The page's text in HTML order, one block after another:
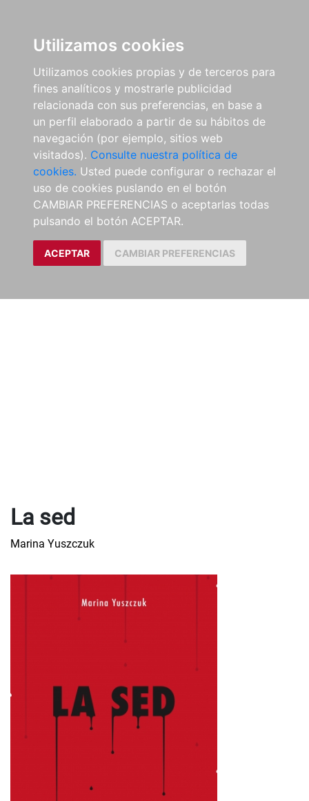
Utilizamos cookies
Utilizamos cookies propias y de terceros para
fines analíticos y mostrarle publicidad
relacionada con sus preferencias, en base a
un perfil elaborado a partir de su hábitos de
navegación (por ejemplo, sitios web
visitados). Consulte nuestra política de
cookies. Usted puede configurar o rechazar el
uso de cookies puslando en el botón
CAMBIAR PREFERENCIAS o aceptarlas todas
pulsando el botón ACEPTAR.
ACEPTAR CAMBIAR PREFERENCIAS
La sed
Marina Yuszczuk